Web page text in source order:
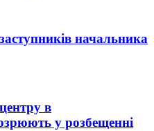
начальника
в
у розбещенні